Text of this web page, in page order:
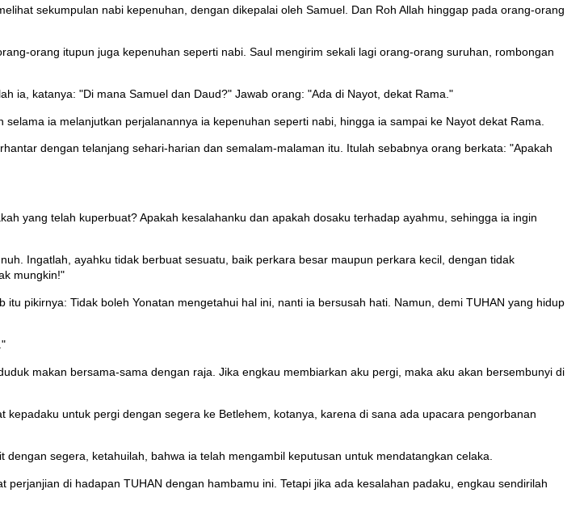
sekumpulan nabi kepenuhan, dengan dikepalai oleh Samuel. Dan Roh Allah hinggap pada orang-orang
orang itupun juga kepenuhan seperti nabi. Saul mengirim sekali lagi orang-orang suruhan, rombongan
ia, katanya: "Di mana Samuel dan Daud?" Jawab orang: "Ada di Nayot, dekat Rama."
ia melanjutkan perjalanannya ia kepenuhan seperti nabi, hingga ia sampai ke Nayot dekat Rama.
dengan telanjang sehari-harian dan semalam-malaman itu. Itulah sebabnya orang berkata: "Apakah
yang telah kuperbuat? Apakah kesalahanku dan apakah dosaku terhadap ayahmu, sehingga ia ingin
Ingatlah, ayahku tidak berbuat sesuatu, baik perkara besar maupun perkara kecil, dengan tidak
mungkin!"
pikirnya: Tidak boleh Yonatan mengetahui hal ini, nanti ia bersusah hati. Namun, demi TUHAN yang hidup
makan bersama-sama dengan raja. Jika engkau membiarkan aku pergi, maka aku akan bersembunyi di
untuk pergi dengan segera ke Betlehem, kotanya, karena di sana ada upacara pengorbanan
segera, ketahuilah, bahwa ia telah mengambil keputusan untuk mendatangkan celaka.
di hadapan TUHAN dengan hambamu ini. Tetapi jika ada kesalahan padaku, engkau sendirilah